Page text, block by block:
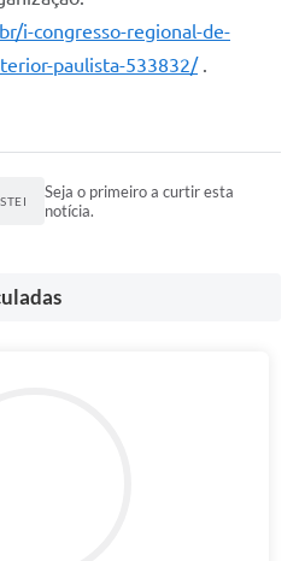
i-congresso-regional-de-
paulista-533832/.
Seja o primeiro a curtir esta
notícia.